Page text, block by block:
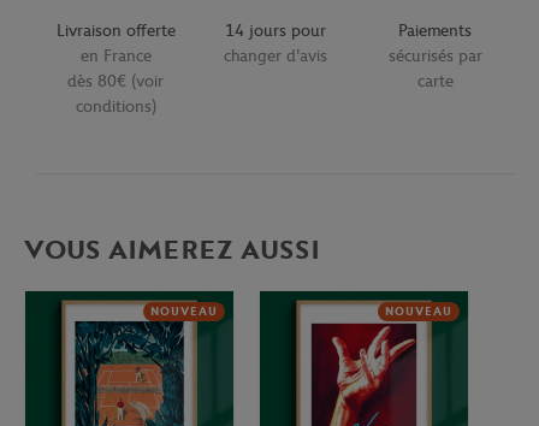
Livraison offerte
en France
dès 80€ (voir
conditions)
14 jours pour
changer d'avis
Paiements
sécurisés par
carte
VOUS AIMEREZ AUSSI
NOUVEAU NOUVEAU